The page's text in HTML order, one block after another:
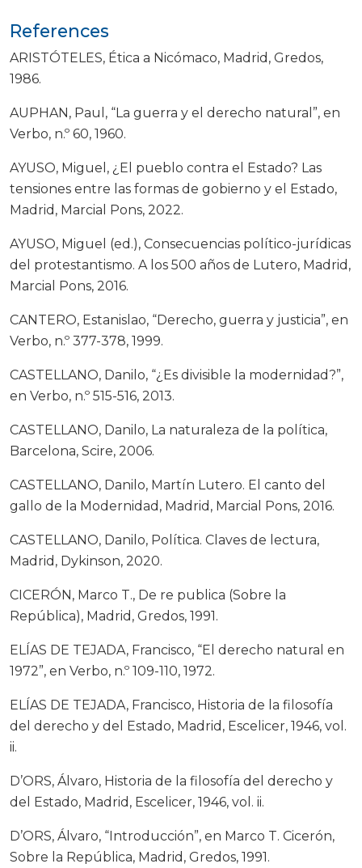
References
ARISTÓTELES, Ética a Nicómaco, Madrid, Gredos,
1986.
AUPHAN, Paul, “La guerra y el derecho natural”, en
Verbo, n.º 60, 1960.
AYUSO, Miguel, ¿El pueblo contra el Estado? Las
tensiones entre las formas de gobierno y el Estado,
Madrid, Marcial Pons, 2022.
AYUSO, Miguel (ed.), Consecuencias político-jurídicas
del protestantismo. A los 500 años de Lutero, Madrid,
Marcial Pons, 2016.
CANTERO, Estanislao, “Derecho, guerra y justicia”, en
Verbo, n.º 377-378, 1999.
CASTELLANO, Danilo, “¿Es divisible la modernidad?”,
en Verbo, n.º 515-516, 2013.
CASTELLANO, Danilo, La naturaleza de la política,
Barcelona, Scire, 2006.
CASTELLANO, Danilo, Martín Lutero. El canto del
gallo de la Modernidad, Madrid, Marcial Pons, 2016.
CASTELLANO, Danilo, Política. Claves de lectura,
Madrid, Dykinson, 2020.
CICERÓN, Marco T., De re publica (Sobre la
República), Madrid, Gredos, 1991.
ELÍAS DE TEJADA, Francisco, “El derecho natural en
1972”, en Verbo, n.º 109-110, 1972.
ELÍAS DE TEJADA, Francisco, Historia de la filosofía
del derecho y del Estado, Madrid, Escelicer, 1946, vol.
ii.
D’ORS, Álvaro, Historia de la filosofía del derecho y
del Estado, Madrid, Escelicer, 1946, vol. ii.
D’ORS, Álvaro, “Introducción”, en Marco T. Cicerón,
Sobre la República, Madrid, Gredos, 1991.